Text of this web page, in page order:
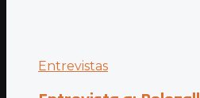
Entrevistas